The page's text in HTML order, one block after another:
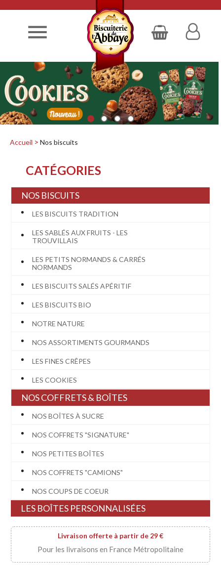

Accueil Nos biscuits
CATÉGORIES
NOS BISCUITS
LES BISCUITS TRADITION
LES SABLÉS AUX FRUITS - LES
TROUVILLAIS
LES PETITS NORMANDS & CARRÉS
NORMANDS
LES BISCUITS SALÉS APÉRITIF
LES BISCUITS BIO
NOTRE NATURE
NOS ASSORTIMENTS GOURMANDS
LES FINES CRÊPES
LES COOKIES
NOS COFFRETS & BOÎTES
NOS BOÎTES À SUCRE
NOS COFFRETS "SIGNATURE"
NOS PETITES BOÎTES
NOS COFFRETS "CAMIONS"
NOS COUPS DE COEUR
LES BOÎTES PERSONNALISÉES
Livraison offerte à partir de 29 €
Pour les livraisons en France Métropolitaine